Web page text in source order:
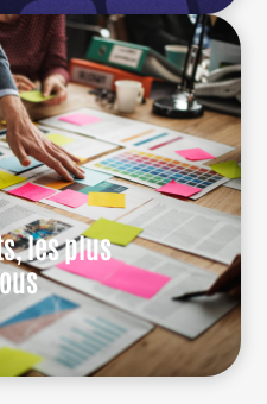
les plus